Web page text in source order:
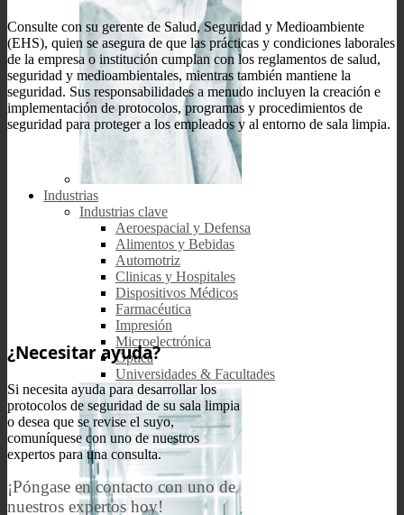
Industrias
Industrias clave
Aeroespacial y Defensa
Alimentos y Bebidas
Automotriz
Clinicas y Hospitales
Dispositivos Médicos
Farmacéutica
Impresión
Microelectrónica
Óptica
Universidades & Facultades
Consulte con su gerente de Salud, Seguridad y Medioambiente
(EHS), quien se asegura de que las prácticas y condiciones laborales
de la empresa o institución cumplan con los reglamentos de salud,
seguridad y medioambientales, mientras también mantiene la
seguridad. Sus responsabilidades a menudo incluyen la creación e
implementación de protocolos, programas y procedimientos de
seguridad para proteger a los empleados y al entorno de sala limpia.
¿Necesitar ayuda?
Si necesita ayuda para desarrollar los
protocolos de seguridad de su sala limpia
o desea que se revise el suyo,
comuníquese con uno de nuestros
expertos para una consulta.
¡Póngase en contacto con uno de
nuestros expertos hoy!